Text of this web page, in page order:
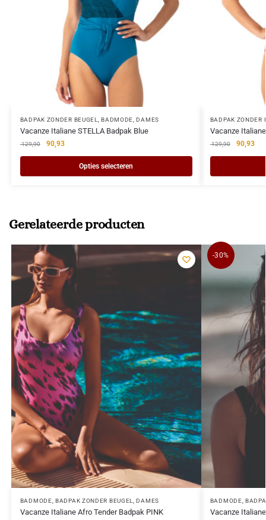
BADPAK ZONDER BEUGEL,BADMODE,DAMES
Vacanze Italiane STELLA Badpak Blue
129,90 90,93
Opties selecteren
BADPAK ZONDER
Vacanze
129,90 90,93
Gerelateerde producten
BADMODE ,BADPAK ZONDER BEUGEL ,DAMES
Vacanze Italiane Afro Tender Badpak PINK
-30%
BADMODE ,
Vacanze